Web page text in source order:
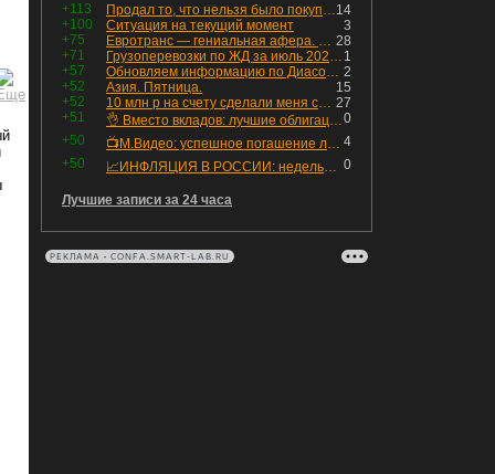
+113 14
Продал то, что нельзя было покупать. Изменения в портфеле
+100
3
Ситуация на текущий момент
+75
28
Евротранс — гениальная афера. Собрал с инвесторов денег, выплатил дивидендов больше текущей капитализации и ушёл в дефолт
+71
1
Грузоперевозки по ЖД за июль 2026 г. — четвёртый месяц подряд роста, чёрные металлы на уровне прошлого года, а каменный уголь в плюсе.
+57
2
Обновляем информацию по Диасофту: дивиденды и выкуп
+52
15
Азия. Пятница.
+52
27
10 млн р на счету сделали меня счастливым? Ожидание vs Реальность!
+51
0
👌 Вместо вкладов: лучшие облигации — только супер надёжные
+50
4
📺М.Видео: успешное погашение любимого флоатера
+50
0
📈ИНФЛЯЦИЯ В РОССИИ: недельная дефляция, но в годовом выражении рост 😢
Лучшие записи за 24 часа
РЕКЛАМА • CONFA.SMART-LAB.RU